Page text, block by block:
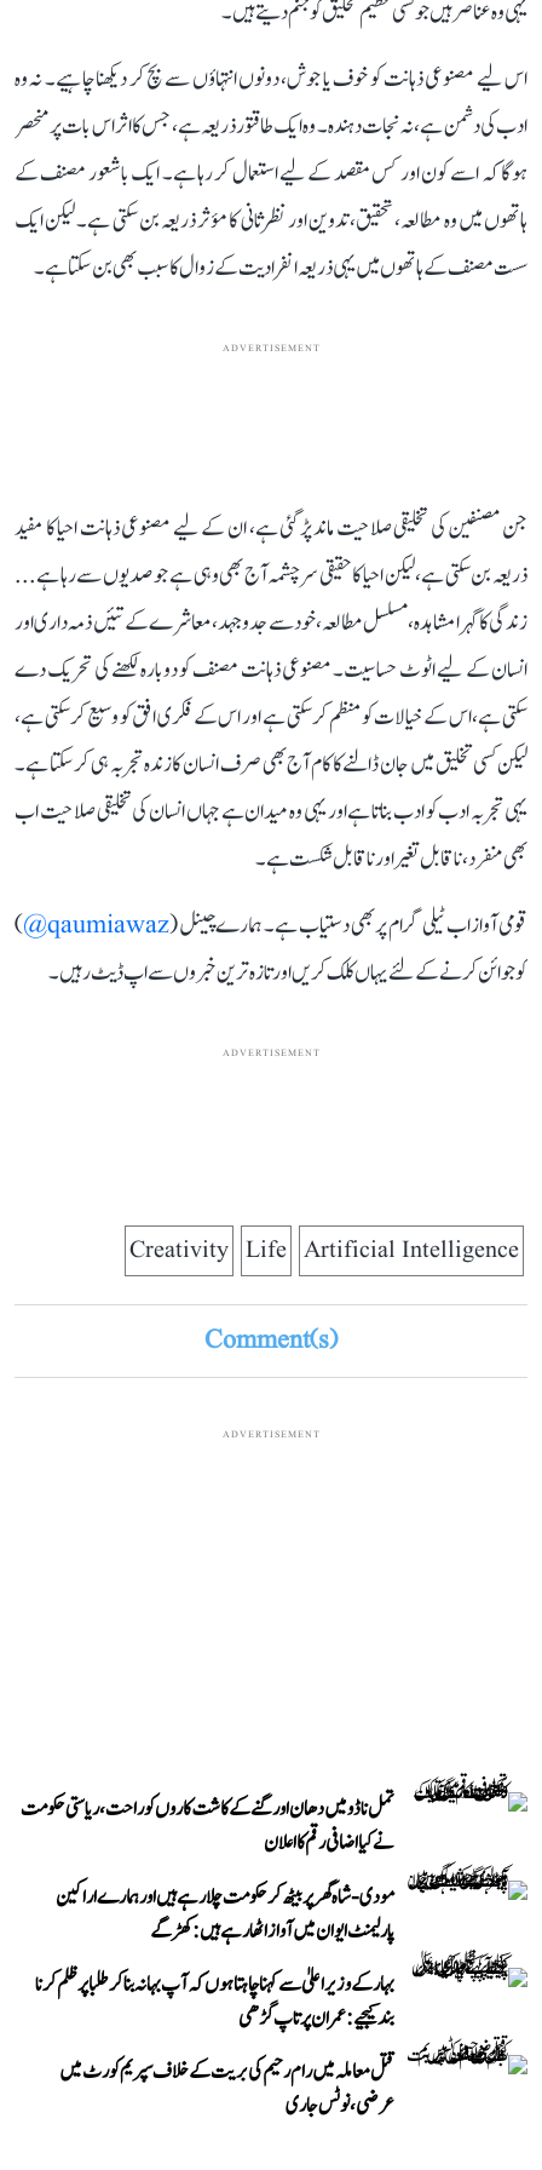
یہی وہ عناصر ہیں جو کسی عظیم تخلیق کو جنم دیتے ہیں۔
اس لیے مصنوعی ذہانت کو خوف یا جوش، دونوں انتہاؤں سے بچ کر دیکھنا چاہیے۔ نہ وہ
ادب کی دشمن ہے، نہ نجات دہندہ۔ وہ ایک طاقتور ذریعہ ہے، جس کا اثر اس بات پر منحصر
ہوگا کہ اسے کون اور کس مقصد کے لیے استعمال کر رہا ہے۔ ایک باشعور مصنف کے
ہاتھوں میں وہ مطالعہ، تحقیق، تدوین اور نظرثانی کا مؤثر ذریعہ بن سکتی ہے۔ لیکن ایک
سست مصنف کے ہاتھوں میں یہی ذریعہ انفرادیت کے زوال کا سبب بھی بن سکتا ہے۔
ADVERTISEMENT
جن مصنفین کی تخلیقی صلاحیت ماند پڑ گئی ہے، ان کے لیے مصنوعی ذہانت احیا کا مفید
ذریعہ بن سکتی ہے، لیکن احیا کا حقیقی سرچشمہ آج بھی وہی ہے جو صدیوں سے رہا ہے...
زندگی کا گہرا مشاہدہ، مسلسل مطالعہ، خود سے جدوجہد، معاشرے کے تئیں ذمہ داری اور
انسان کے لیے اٹوٹ حساسیت۔ مصنوعی ذہانت مصنف کو دوبارہ لکھنے کی تحریک دے
سکتی ہے، اس کے خیالات کو منظم کر سکتی ہے اور اس کے فکری افق کو وسیع کر سکتی ہے،
لیکن کسی تخلیق میں جان ڈالنے کا کام آج بھی صرف انسان کا زندہ تجربہ ہی کر سکتا ہے۔
یہی تجربہ ادب کو ادب بناتا ہے اور یہی وہ میدان ہے جہاں انسان کی تخلیقی صلاحیت اب
بھی منفرد، ناقابل تغیر اور ناقابل شکست ہے۔
قومی آواز اب ٹیلی گرام پر بھی دستیاب ہے۔ ہمارے چینل (qaumiawaz@
)
کو جوائن کرنے کے لئے یہاں کلک کریں اور تازہ ترین خبروں سے اپ ڈیٹ رہیں۔
ADVERTISEMENT
Artificial Intelligence
Life
Creativity
Comment(s)
ADVERTISEMENT
تمل ناڈو میں دھان اور گنے کے کاشت کاروں کو راحت، ریاستی حکومت
نے کیا اضافی رقم کا اعلان
مودی-شاہ گھر پر بیٹھ کر حکومت چلا رہے ہیں اور ہمارے اراکین
پارلیمنٹ ایوان میں آواز اٹھا رہے ہیں: کھڑگے
بہار کے وزیر اعلیٰ سے کہنا چاہتا ہوں کہ آپ بہانہ بنا کر طلبا پر ظلم کرنا
بند کیجیے: عمران پرتاپ گڑھی
قتل معاملہ میں رام رحیم کی بریت کے خلاف سپریم کورٹ میں
عرضی، نوٹس جاری